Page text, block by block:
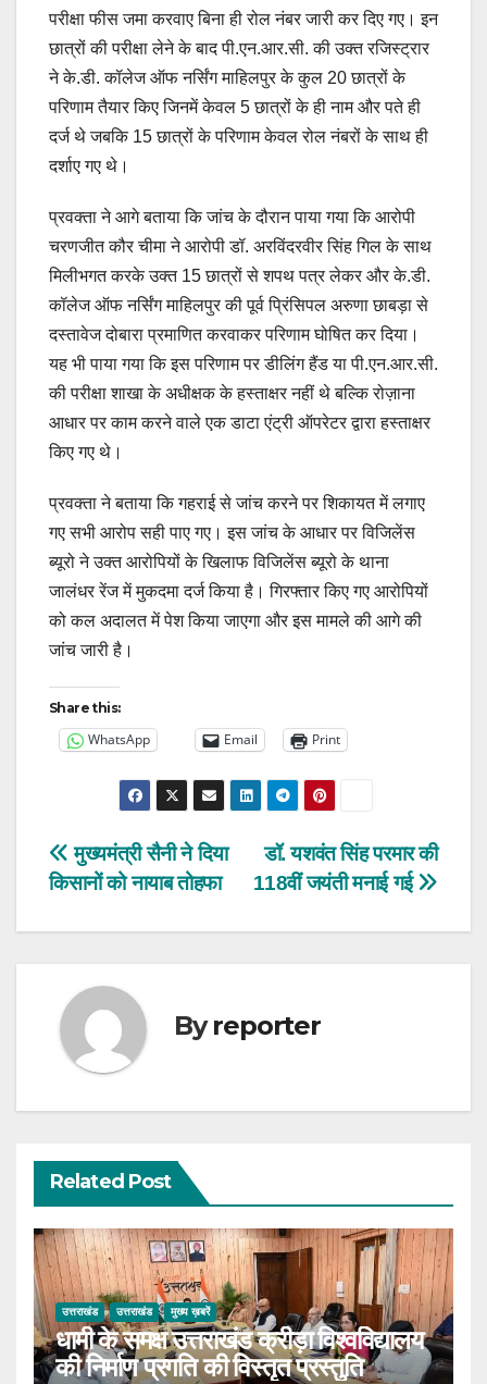
परीक्षा फीस जमा करवाए बिना ही रोल नंबर जारी कर दिए गए। इन
छात्रों की परीक्षा लेने के बाद पी.एन.आर.सी. की उक्त रजिस्ट्रार
ने के.डी. कॉलेज ऑफ नर्सिंग माहिलपुर के कुल 20 छात्रों के
परिणाम तैयार किए जिनमें केवल 5 छात्रों के ही नाम और पते ही
दर्ज थे जबकि 15 छात्रों के परिणाम केवल रोल नंबरों के साथ ही
दर्शाए गए थे।
प्रवक्ता ने आगे बताया कि जांच के दौरान पाया गया कि आरोपी
चरणजीत कौर चीमा ने आरोपी डॉ. अरविंदरवीर सिंह गिल के साथ
मिलीभगत करके उक्त 15 छात्रों से शपथ पत्र लेकर और के.डी.
कॉलेज ऑफ नर्सिंग माहिलपुर की पूर्व प्रिंसिपल अरुणा छाबड़ा से
दस्तावेज दोबारा प्रमाणित करवाकर परिणाम घोषित कर दिया।
यह भी पाया गया कि इस परिणाम पर डीलिंग हैंड या पी.एन.आर.सी.
की परीक्षा शाखा के अधीक्षक के हस्ताक्षर नहीं थे बल्कि रोज़ाना
आधार पर काम करने वाले एक डाटा एंट्री ऑपरेटर द्वारा हस्ताक्षर
किए गए थे।
प्रवक्ता ने बताया कि गहराई से जांच करने पर शिकायत में लगाए
गए सभी आरोप सही पाए गए। इस जांच के आधार पर विजिलेंस
ब्यूरो ने उक्त आरोपियों के खिलाफ विजिलेंस ब्यूरो के थाना
जालंधर रेंज में मुकदमा दर्ज किया है। गिरफ्तार किए गए आरोपियों
को कल अदालत में पेश किया जाएगा और इस मामले की आगे की
जांच जारी है।
Share this:
WhatsApp Email Print
Post
navigation
डॉ. यशवंत सिंह परमार की
118वीं जयंती मनाई गई
मुख्यमंत्री सैनी ने दिया
किसानों को नायाब तोहफा
Byreporter
Related Post
उत्तराखंड उत्तराखंड मुख्य ख़बरें
धामी के समक्ष उत्तराखंड क्रीड़ा विश्वविद्यालय
की निर्माण प्रगति की विस्तृत प्रस्तुति